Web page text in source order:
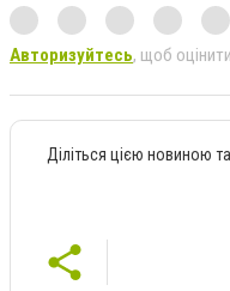
Авторизуйтесь, щоб оцінити
Діліться цією новиною